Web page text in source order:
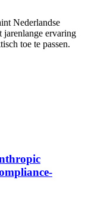
Nederlandse
ervaring
toe te passen.